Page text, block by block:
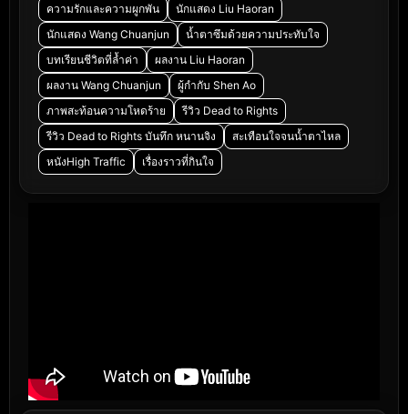
ความรักและความผูกพัน
นักแสดง Liu Haoran
นักแสดง Wang Chuanjun
น้ำตาซึมด้วยความประทับใจ
บทเรียนชีวิตที่ล้ำค่า
ผลงาน Liu Haoran
ผลงาน Wang Chuanjun
ผู้กำกับ Shen Ao
ภาพสะท้อนความโหดร้าย
รีวิว Dead to Rights
รีวิว Dead to Rights บันทึก หนานจิง
สะเทือนใจจนน้ำตาไหล
หนังHigh Traffic
เรื่องราวที่กินใจ